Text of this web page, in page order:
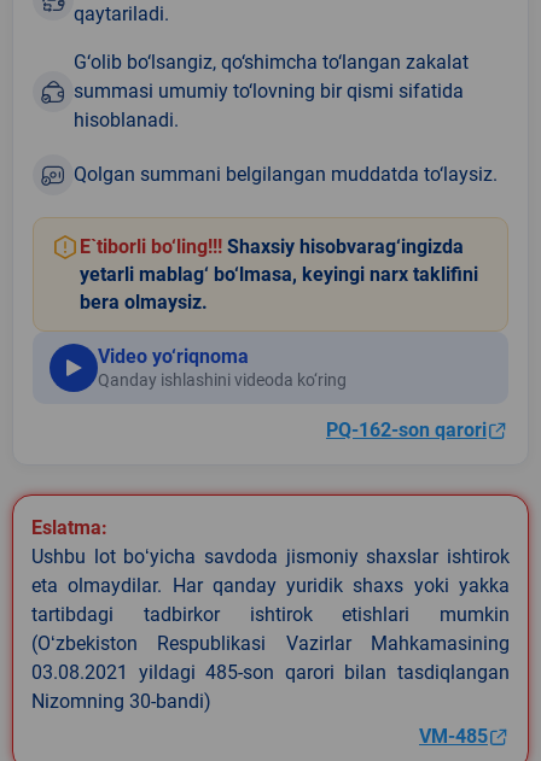
qaytariladi.
G‘olib bo‘lsangiz, qo‘shimcha to‘langan zakalat
summasi umumiy to‘lovning bir qismi sifatida
hisoblanadi.
Qolgan summani belgilangan muddatda to‘laysiz.
E`tiborli bo‘ling!!! Shaxsiy hisobvarag‘ingizda
yetarli mablag‘ bo‘lmasa, keyingi narx taklifini
bera olmaysiz.
Video yo‘riqnoma
Qanday ishlashini videoda ko‘ring
PQ-162-son qarori
Eslatma:
Ushbu lot boʻyicha savdoda jismoniy shaxslar ishtirok
eta olmaydilar. Har qanday yuridik shaxs yoki yakka
tartibdagi tadbirkor ishtirok etishlari mumkin
(Oʻzbekiston Respublikasi Vazirlar Mahkamasining
03.08.2021 yildagi 485-son qarori bilan tasdiqlangan
Nizomning 30-bandi)
VM-485